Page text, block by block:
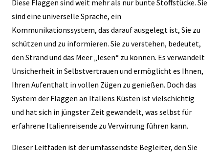
Diese Flaggen sind weit mehr als nur bunte Stoffstücke. Sie
sind eine universelle Sprache, ein
Kommunikationssystem, das darauf ausgelegt ist, Sie zu
schützen und zu informieren. Sie zu verstehen, bedeutet,
den Strand und das Meer „lesen“ zu können. Es verwandelt
Unsicherheit in Selbstvertrauen und ermöglicht es Ihnen,
Ihren Aufenthalt in vollen Zügen zu genießen. Doch das
System der Flaggen an Italiens Küsten ist vielschichtig
und hat sich in jüngster Zeit gewandelt, was selbst für
erfahrene Italienreisende zu Verwirrung führen kann.
Dieser Leitfaden ist der umfassendste Begleiter, den Sie